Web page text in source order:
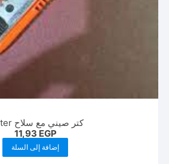
كتر صيني مع سلاح cutter
11,93 EGP
إضافة إلى السلة